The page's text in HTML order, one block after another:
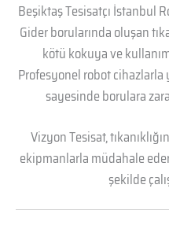
Beşiktaş Tesisatçı İstanbul
Gider borularında oluşan
kötü kokuya ve
Profesyonel robot cihazlarla
sayesinde borulara
Vizyon Tesisat,
ekipmanlarla müdahale
şekilde